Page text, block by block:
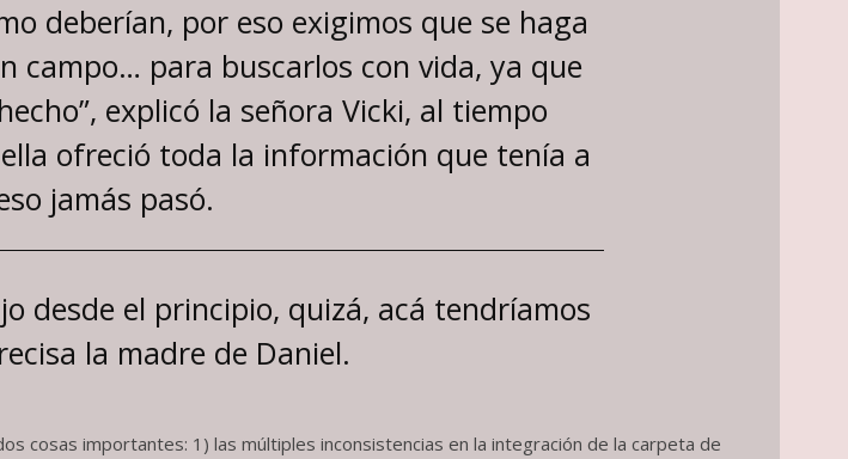
deberían, por eso exigimos que se haga
campo… para buscarlos con vida, ya que
explicó la señora Vicki, al tiempo
ofreció toda la información que tenía a
jamás pasó.
desde el principio, quizá, acá tendríamos
la madre de Daniel.
cosas importantes: 1) las múltiples inconsistencias en la integración de la carpeta de